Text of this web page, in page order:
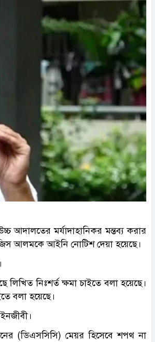
আদালতের মর্যাদাহানিকর মন্তব্য করার
আলমকে আইনি নোটিশ দেয়া হয়েছে।
লিখিত নিঃশর্ত ক্ষমা চাইতে বলা হয়েছে।
বলা হয়েছে।
(ডিএসসিসি) মেয়র হিসেবে শপথ না